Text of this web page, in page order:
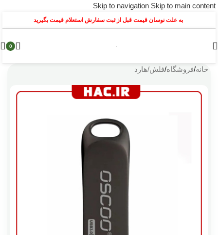
Skip to navigation Skip to main content
به علت نوسان قیمت قبل از ثبت سفارش استعلام قیمت بگیرید
0
خانه/فروشگاه/فلش/هارد